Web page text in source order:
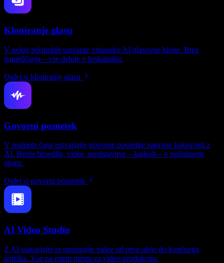
Kloniranje glasu
V nekaj sekundah ustvarite vrhunske AI glasovne klone. Brez
nameščanja – vse deluje v brskalniku.
Oglej si kloniranje glasu
Govorni posnetek
V realnem času ustvarjajte govorne posnetke naravne kakovosti z
AI. Berite besedila, videe, predstavitve – karkoli – v poljubnem
slogu.
Oglej si govorni posnetek
AI Video Studio
Z AI ustvarjajte in montirajte videe od prve ideje do končnega
izdelka. Vse na enem mestu za video produkcijo.